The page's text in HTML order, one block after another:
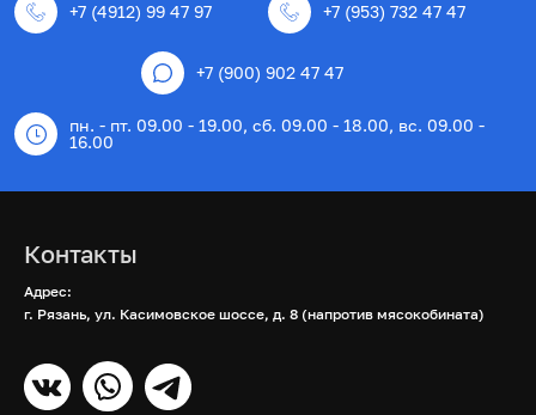
+7 (4912) 99 47 97 +7 (953) 732 47 47
+7 (900) 902 47 47
пн. - пт. 09.00 - 19.00, сб. 09.00 - 18.00, вс. 09.00 -
16.00
Контакты
Адрес:
г. Рязань, ул. Касимовское шоссе, д. 8 (напротив мясокобината)